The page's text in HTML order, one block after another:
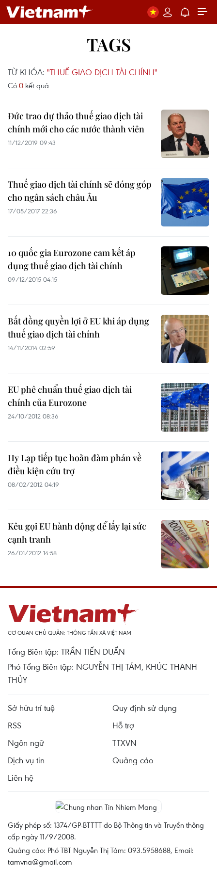
TAGS
TỪ KHÓA: "THUẾ GIAO DỊCH TÀI CHÍNH"
Có 0 kết quả
Đức trao dự thảo thuế giao dịch tài
chính mới cho các nước thành viên
11/12/2019 09:43
Thuế giao dịch tài chính sẽ đóng góp
cho ngân sách châu Âu
17/05/2017 22:36
10 quốc gia Eurozone cam kết áp
dụng thuế giao dịch tài chính
09/12/2015 04:15
Bất đồng quyền lợi ở EU khi áp dụng
thuế giao dịch tài chính
14/11/2014 02:59
EU phê chuẩn thuế giao dịch tài
chính của Eurozone
24/10/2012 08:36
Hy Lạp tiếp tục hoãn đàm phán về
điều kiện cứu trợ
08/02/2012 04:19
Kêu gọi EU hành động để lấy lại sức
cạnh tranh
26/01/2012 14:58
CƠ QUAN CHỦ QUẢN: THÔNG TẤN XÃ VIỆT NAM
Tổng Biên tập: TRẦN TIẾN DUẨN
Phó Tổng Biên tập: NGUYỄN THỊ TÁM, KHÚC THANH
THỦY
Sở hữu trí tuệ
Quy định sử dụng
RSS
Hỗ trợ
Ngôn ngữ
TTXVN
Dịch vụ tin
Quảng cáo
Liên hệ
Giấy phép số: 1374/GP-BTTTT do Bộ Thông tin và Truyền thông
cấp ngày 11/9/2008.
Quảng cáo: Phó TBT Nguyễn Thị Tám: 093.5958688, Email:
tamvna@gmail.com